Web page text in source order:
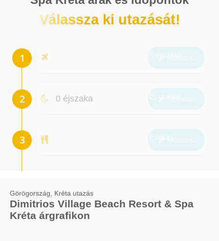
Válassza ki utazását!
0 éjszaka
Görögország, Kréta utazás
Dimitrios Village Beach Resort & Spa
Kréta árgrafikon